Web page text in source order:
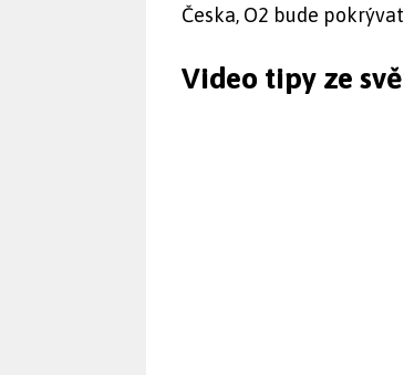
Česka, O2 bude
Video tipy ze